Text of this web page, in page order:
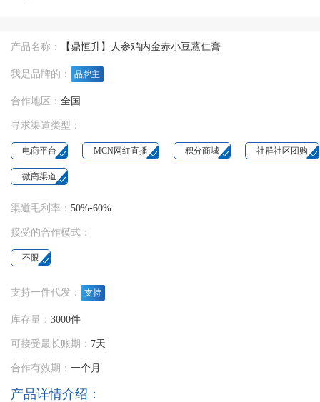
产品名称： 【鼎恒升】人参鸡内金赤小豆薏仁膏
我是品牌的： 品牌主
合作地区： 全国
寻求渠道类型：
电商平台 MCN网红直播 积分商城 社群社区团购
微商渠道
渠道毛利率： 50%-60%
接受的合作模式：
不限
支持一件代发： 支持
库存量： 3000件
可接受最长账期： 7天
合作有效期： 一个月
产品详情介绍：